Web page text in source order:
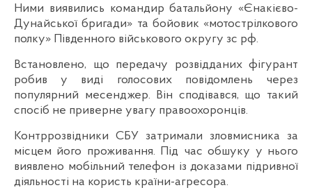
Ними виявились командир батальйону «Єнакієво-
Дунайської бригади» та бойовик «мотострілкового
полку» Південного військового округу зс рф.
Встановлено, що передачу розвідданих фігурант
робив у виді голосових повідомлень через
популярний месенджер. Він сподівався, що такий
спосіб не приверне увагу правоохоронців.
Контррозвідники СБУ затримали зловмисника за
місцем його проживання. Під час обшуку у нього
виявлено мобільний телефон із доказами підривної
діяльності на користь країни-агресора.